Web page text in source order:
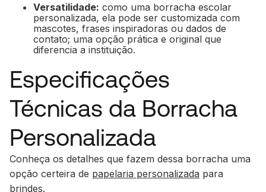
Versatilidade: como uma borracha escolar
personalizada, ela pode ser customizada com
mascotes, frases inspiradoras ou dados de
contato; uma opção prática e original que
diferencia a instituição.
Especificações
Técnicas da Borracha
Personalizada
Conheça os detalhes que fazem dessa borracha uma
opção certeira de papelaria personalizada para
brindes.